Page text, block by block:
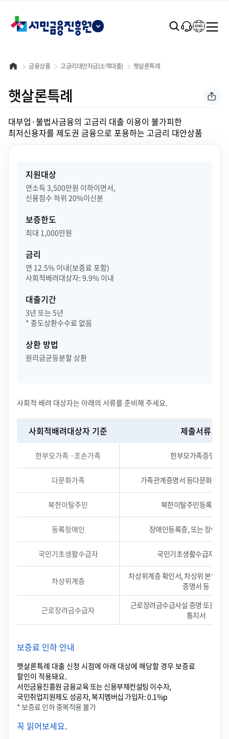
금융상품 고금리대안자금(소액대출) 햇살론특례
햇살론특례
대부업·불법사금융의 고금리 대출 이용이 불가피한
최저신용자를 제도권 금융으로 포용하는 고금리 대안상품
지원대상
연소득 3,500만원 이하이면서,
신용점수 하위 20%이신분
보증한도
최대 1,000만원
금리
연 12.5% 이내(보증료 포함)
사회적배려대상자: 9.9% 이내
대출기간
3년 또는 5년
* 중도상환수수료 없음
상환 방법
원리금균등분할 상환
사회적 배려 대상자는 아래의 서류를 준비해 주세요.
대
서
적
자
출
사회적배려대상자 기준 제출서류
한부모가족 ·조손가족 한부모가족증명서
다문화가족 가족관계증명서 등다문화가족
북한이탈주민 북한이탈주민등록확인
등록장애인 장애인등록증, 또는 장애인
국민기초생활수급자 국민기초생활수급자 증
차상위계층
차상위계층 확인서, 차상위 본인부
증명서 등
근로장려금수급자
근로장려금수급사실 증명 또는근
통지서
보증료 인하 안내
햇살론특례 대출 신청 시점에 아래 대상에 해당할 경우 보증료
할인이 적용돼요.
서민금융진흥원 금융교육 또는 신용부채컨설팅 이수자,
국민취업지원제도 성공자, 복지멤버십 가입자: 0.1%p
* 보증료 인하 중복적용 불가
꼭 읽어보세요.